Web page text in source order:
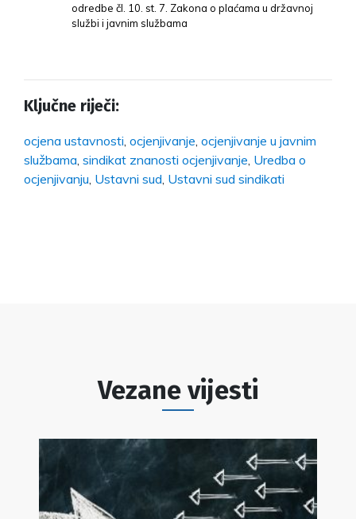
odredbe čl. 10. st. 7. Zakona o plaćama u državnoj
službi i javnim službama
Ključne riječi:
ocjena ustavnosti ocjenjivanje ocjenjivanje u javnim
službama sindikat znanosti ocjenjivanje Uredba o
ocjenjivanju Ustavni sud Ustavni sud sindikati
Vezane vijesti